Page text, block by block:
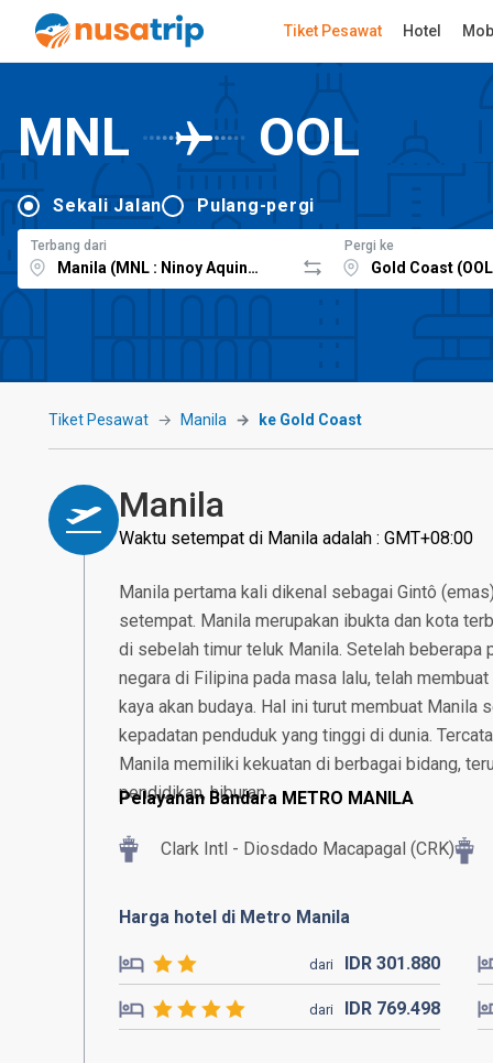
Tiket Pesawat Hotel
MNL OOL
Sekali Jalan Pulang-pergi
Terbang dari Pergi ke
Tiket Pesawat Manila ke Gold Coast
Manila
Waktu setempat di Manila adalah : GMT+08:00
Manila pertama kali dikenal sebagai Gintô
setempat. Manila merupakan ibukta dan kota
di sebelah timur teluk Manila. Setelah beberapa
negara di Filipina pada masa lalu, telah
kaya akan budaya. Hal ini turut membuat Manila
kepadatan penduduk yang tinggi di dunia.
Manila memiliki kekuatan di berbagai bidang,
pendidikan, hiburan.
Pelayanan Bandara METRO MANILA
Clark Intl - Diosdado Macapagal (CRK)
Harga hotel di Metro Manila
dari IDR 301.880
dari IDR 769.498